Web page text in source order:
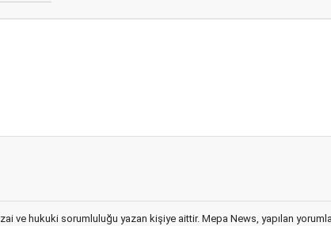
ve hukuki sorumluluğu yazan kişiye aittir. Mepa News, yapılan